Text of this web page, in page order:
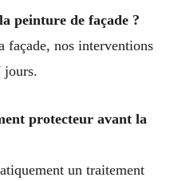
peinture de façade ?
façade, nos interventions
jours.
protecteur avant la
un traitement